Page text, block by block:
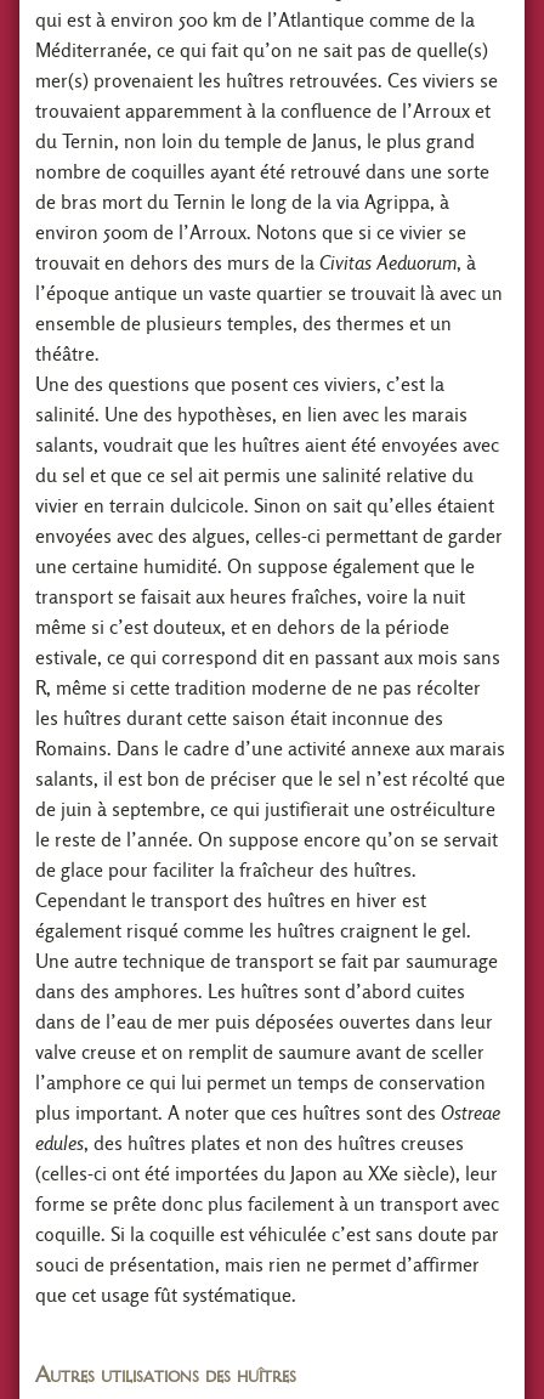
qui est à environ 500 km de l’Atlantique comme de la
Méditerranée, ce qui fait qu’on ne sait pas de quelle(s)
mer(s) provenaient les huîtres retrouvées. Ces viviers se
trouvaient apparemment à la confluence de l’Arroux et
du Ternin, non loin du temple de Janus, le plus grand
nombre de coquilles ayant été retrouvé dans une sorte
de bras mort du Ternin le long de la via Agrippa, à
environ 500m de l’Arroux. Notons que si ce vivier se
trouvait en dehors des murs de laCivitas Aeduorum, à
l’époque antique un vaste quartier se trouvait là avec un
ensemble de plusieurs temples, des thermes et un
théâtre.
Une des questions que posent ces viviers, c’est la
salinité. Une des hypothèses, en lien avec les marais
salants, voudrait que les huîtres aient été envoyées avec
du sel et que ce sel ait permis une salinité relative du
vivier en terrain dulcicole. Sinon on sait qu’elles étaient
envoyées avec des algues, celles-ci permettant de garder
une certaine humidité. On suppose également que le
transport se faisait aux heures fraîches, voire la nuit
même si c’est douteux, et en dehors de la période
estivale, ce qui correspond dit en passant aux mois sans
R, même si cette tradition moderne de ne pas récolter
les huîtres durant cette saison était inconnue des
Romains. Dans le cadre d’une activité annexe aux marais
salants, il est bon de préciser que le sel n’est récolté que
de juin à septembre, ce qui justifierait une ostréiculture
le reste de l’année. On suppose encore qu’on se servait
de glace pour faciliter la fraîcheur des huîtres.
Cependant le transport des huîtres en hiver est
également risqué comme les huîtres craignent le gel.
Une autre technique de transport se fait par saumurage
dans des amphores. Les huîtres sont d’abord cuites
dans de l’eau de mer puis déposées ouvertes dans leur
valve creuse et on remplit de saumure avant de sceller
l’amphore ce qui lui permet un temps de conservation
plus important. A noter que ces huîtres sont des Ostreae
edules, des huîtres plates et non des huîtres creuses
(celles-ci ont été importées du Japon au XXe siècle), leur
forme se prête donc plus facilement à un transport avec
coquille. Si la coquille est véhiculée c’est sans doute par
souci de présentation, mais rien ne permet d’affirmer
que cet usage fût systématique.
Autres utilisations des huîtres